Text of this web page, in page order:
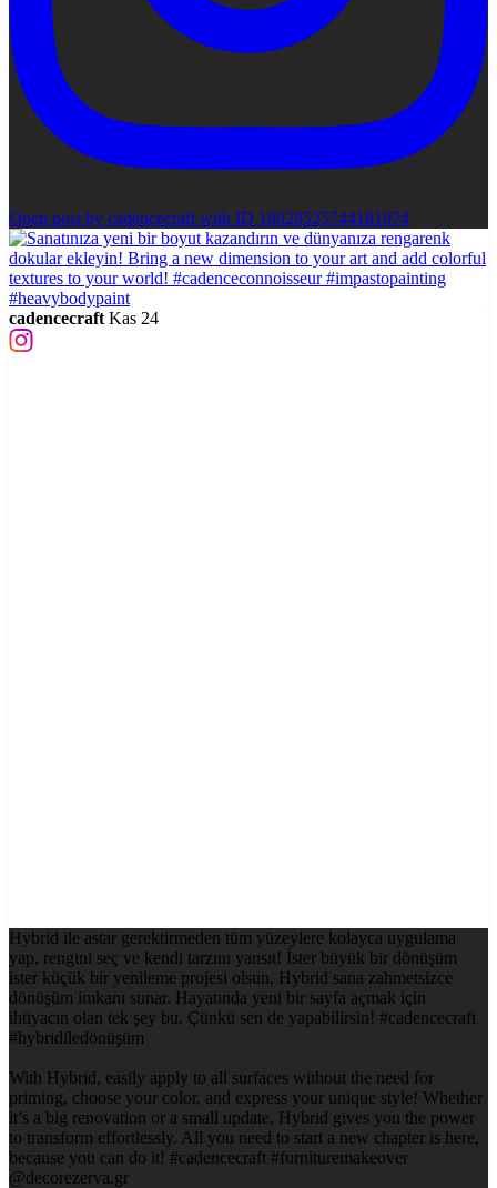
Open post by cadencecraft with ID 18029525744181074
cadencecraft Kas 24
Hybrid ile astar gerektirmeden tüm yüzeylere kolayca uygulama
yap, rengini seç ve kendi tarzını yansıt! İster büyük bir dönüşüm
ister küçük bir yenileme projesi olsun, Hybrid sana zahmetsizce
dönüşüm imkanı sunar. Hayatında yeni bir sayfa açmak için
ihtiyacın olan tek şey bu. Çünkü sen de yapabilirsin! #cadencecraft
#hybridiledönüşüm
With Hybrid, easily apply to all surfaces without the need for
priming, choose your color, and express your unique style! Whether
it’s a big renovation or a small update, Hybrid gives you the power
to transform effortlessly. All you need to start a new chapter is here,
because you can do it! #cadencecraft #furnituremakeover
@decorezerva.gr